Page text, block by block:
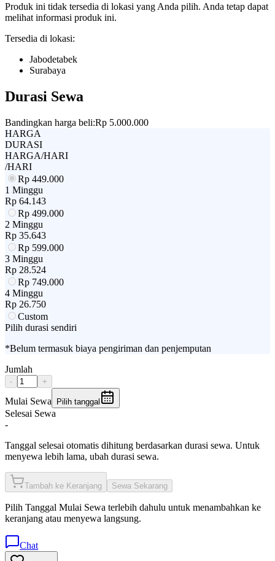
Produk ini tidak tersedia di lokasi yang Anda pilih. Anda tetap dapat
melihat informasi produk ini.
Tersedia di lokasi:
Jabodetabek
Surabaya
Durasi Sewa
Bandingkan harga beli:Rp 5.000.000
HARGA
DURASI
HARGA/HARI
/HARI
Rp 449.000
1 Minggu
Rp 64.143
Rp 499.000
2 Minggu
Rp 35.643
Rp 599.000
3 Minggu
Rp 28.524
Rp 749.000
4 Minggu
Rp 26.750
Custom
Pilih durasi sendiri
*Belum termasuk biaya pengiriman dan penjemputan
Jumlah
- +
Mulai Sewa Pilih tanggal
Selesai Sewa
-
Tanggal selesai otomatis dihitung berdasarkan durasi sewa. Untuk
menyewa lebih lama, ubah durasi sewa.
Tambah ke Keranjang Sewa Sekarang
Pilih Tanggal Mulai Sewa terlebih dahulu untuk menambahkan ke
keranjang atau menyewa langsung.
Chat